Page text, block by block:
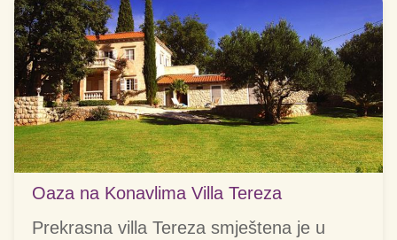
Oaza na Konavlima Villa Tereza
Prekrasna villa Tereza smještena je u